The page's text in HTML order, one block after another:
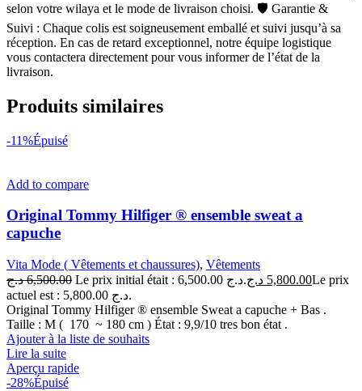
selon votre wilaya et le mode de livraison choisi. 🛡 Garantie &
Suivi : Chaque colis est soigneusement emballé et suivi jusqu’à sa
réception. En cas de retard exceptionnel, notre équipe logistique
vous contactera directement pour vous informer de l’état de la
livraison.
Produits similaires
-11%Épuisé
Add to compare
Original Tommy Hilfiger ® ensemble sweat a
capuche
Vita Mode ( Vêtements et chaussures), Vêtements
6,500.00 د.ج Le prix initial était : 6,500.00 د.ج. 5,800.00 د.ج
Le prix
actuel est : 5,800.00 د.ج.
Original Tommy Hilfiger ® ensemble Sweat a capuche + Bas .
Taille : M ( 170 ~ 180 cm ) État : 9,9/10 tres bon état .
Ajouter à la liste de souhaits
Lire la suite
Aperçu rapide
-28%Épuisé